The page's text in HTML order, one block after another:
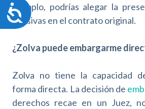
A
s
b
l
ejemplo, podrías alegar la
abusivas en el contrato original.
¿Zolva puede embargarme
Zolva no tiene la capacidad
forma directa. La decisión de
derechos recae en un Juez,